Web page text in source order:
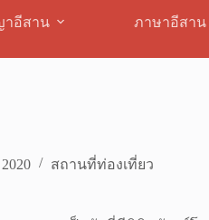
าอีสาน ภาษาอีสาน
สถานที่ท่องเที่ยว